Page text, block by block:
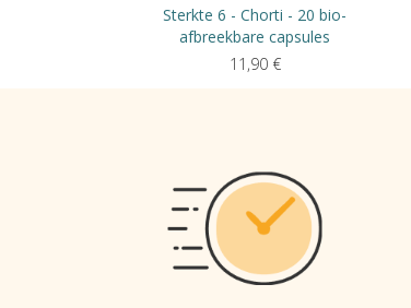
Sterkte 6 - Chorti - 20 bio-
afbreekbare capsules
11,90 €